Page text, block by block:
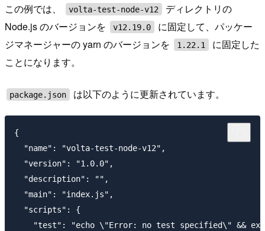
この例では、 volta-test-node-v12
ディレクトリの
Node.js のバージョンを
v12.19.0
に固定して、パッケー
ジマネージャーの yarn のバージョンを
1.22.1
に固定した
ことになります。
package.json は以下のように更新されています。
{
  "name": "volta-test-node-v12",
  "version": "1.0.0",
  "description": "",
  "main": "index.js",
  "scripts": {
"test": "echo \"Error: no test specified\" &&